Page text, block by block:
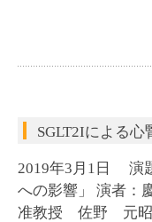
SGLT2Iによる
2019年3月1日 演
への影響」 演者：
准教授 佐野 元昭